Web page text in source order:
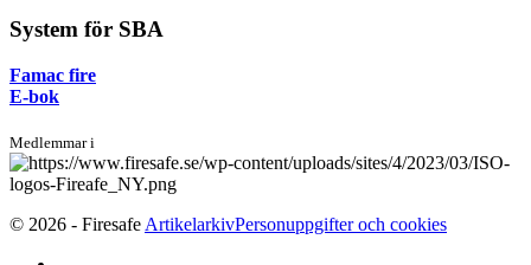
System för SBA
Famac fire
E-bok
Medlemmar i
© 2026 - Firesafe ArtikelarkivPersonuppgifter och cookies